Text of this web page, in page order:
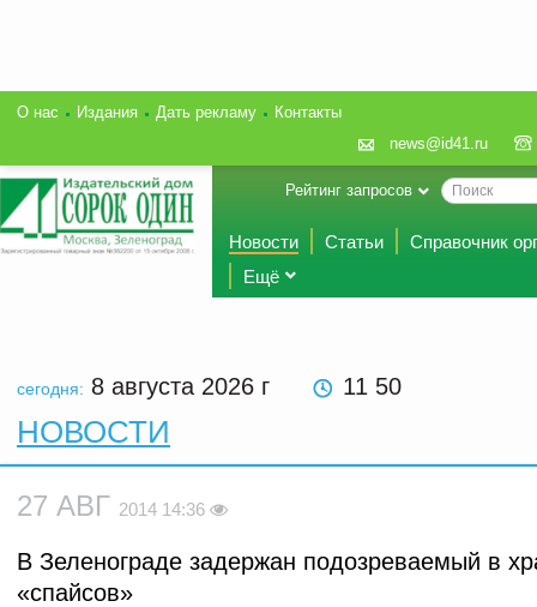
О нас Издания Дать рекламу
Контакты
news@id41.ru
Рейтинг запросов
Новости Статьи
Справочник
Ещё
сегодня: 8 августа 2026 г 11 50
НОВОСТИ
27 АВГ 2014 14:36
В Зеленограде задержан подозреваемый в
«спайсов»